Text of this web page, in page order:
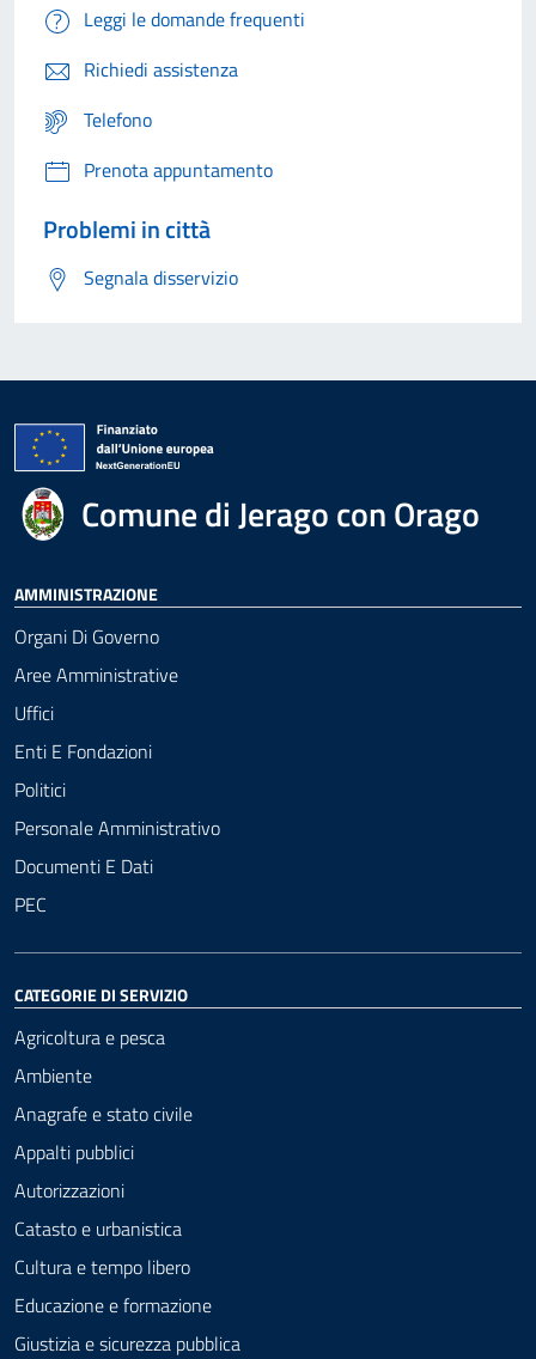
Leggi le domande frequenti
Richiedi assistenza
Telefono
Prenota appuntamento
Problemi in città
Segnala disservizio
Comune di Jerago con Orago
AMMINISTRAZIONE
Organi Di Governo
Aree Amministrative
Uffici
Enti E Fondazioni
Politici
Personale Amministrativo
Documenti E Dati
PEC
CATEGORIE DI SERVIZIO
Agricoltura e pesca
Ambiente
Anagrafe e stato civile
Appalti pubblici
Autorizzazioni
Catasto e urbanistica
Cultura e tempo libero
Educazione e formazione
Giustizia e sicurezza pubblica